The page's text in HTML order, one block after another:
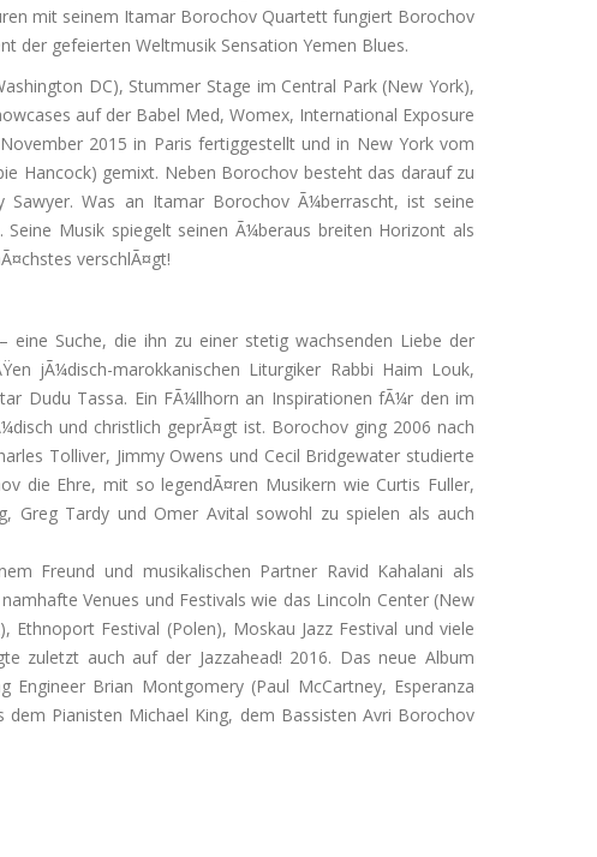
mit seinem Itamar Borochov Quartett fungiert Borochov
der gefeierten Weltmusik Sensation Yemen Blues.
DC), Stummer Stage im Central Park (New York),
auf der Babel Med, Womex, International Exposure
2015 in Paris fertiggestellt und in New York vom
Hancock) gemixt. Neben Borochov besteht das darauf zu
Was an Itamar Borochov Ã¼berrascht, ist seine
Musik spiegelt seinen Ã¼beraus breiten Horizont als
verschlÃ¤gt!
Suche, die ihn zu einer stetig wachsenden Liebe der
jÃ¼disch-marokkanischen Liturgiker Rabbi Haim Louk,
Dudu Tassa. Ein FÃ¼llhorn an Inspirationen fÃ¼r den im
und christlich geprÃ¤gt ist. Borochov ging 2006 nach
Tolliver, Jimmy Owens und Cecil Bridgewater studierte
die Ehre, mit so legendÃ¤ren Musikern wie Curtis Fuller,
Greg Tardy und Omer Avital sowohl zu spielen als auch
Freund und musikalischen Partner Ravid Kahalani als
Venues und Festivals wie das Lincoln Center (New
Festival (Polen), Moskau Jazz Festival und viele
zuletzt auch auf der Jazzahead! 2016. Das neue Album
Brian Montgomery (Paul McCartney, Esperanza
Pianisten Michael King, dem Bassisten Avri Borochov